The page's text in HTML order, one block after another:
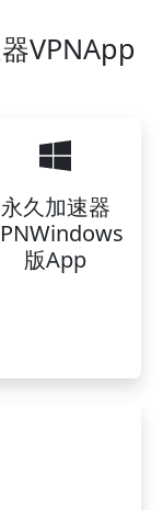
VPNApp
永久加速器
版App